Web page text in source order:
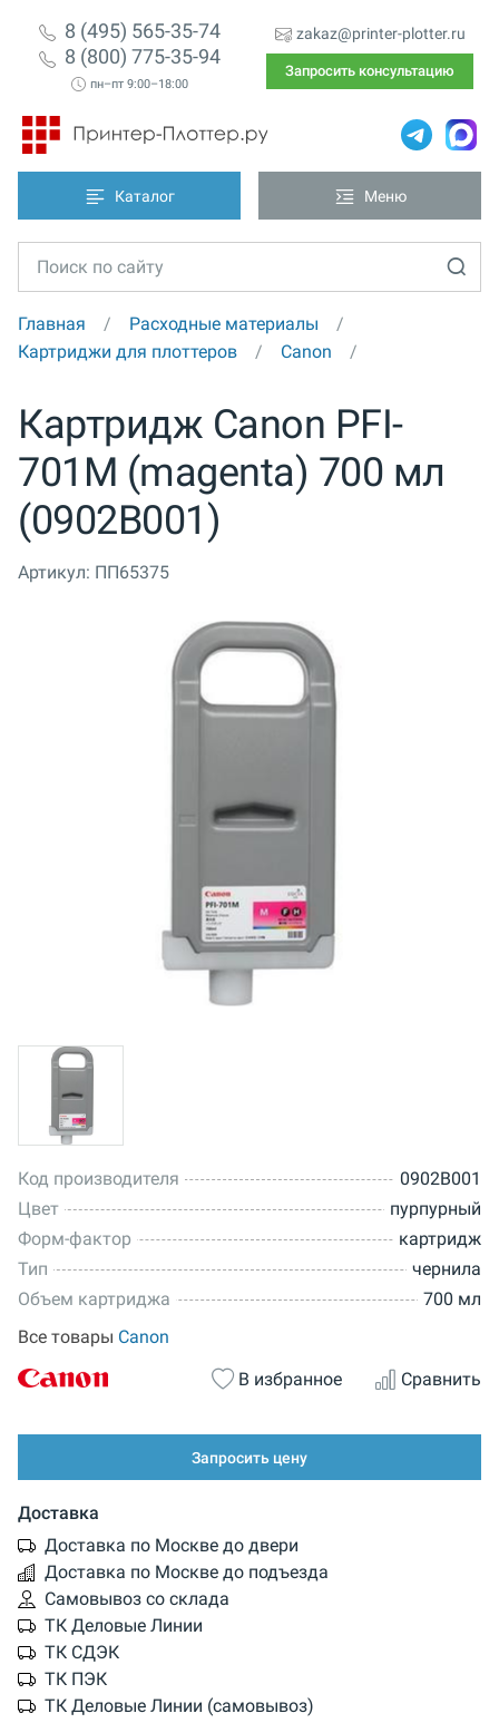
8 (495) 565-35-74
8 (800) 775-35-94
пн–пт 9:00–18:00
zakaz@printer-plotter.ru
Запросить консультацию
Каталог Меню
Главная
Расходные материалы
Картриджи для плоттеров
Canon
Картридж Canon PFI-
701M (magenta) 700 мл
(0902B001)
Артикул: ПП65375
Код производителя
0902B001
Цвет
пурпурный
Форм-фактор
картридж
Тип
чернила
Объем картриджа
700 мл
Все товары Canon
В избранное
Сравнить
Запросить цену
Доставка
Доставка по Москве до двери
Доставка по Москве до подъезда
Самовывоз со склада
ТК Деловые Линии
ТК СДЭК
ТК ПЭК
ТК Деловые Линии (самовывоз)